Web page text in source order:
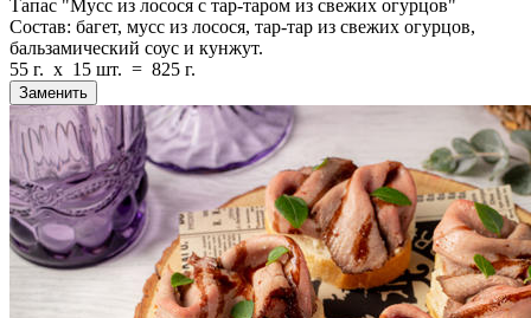
Тапас "Мусс из лосося с тар-таром из свежих огурцов"
Состав: багет, мусс из лосося, тар-тар из свежих огурцов,
бальзамический соус и кунжут.
55 г. x 15 шт. = 825 г.
Заменить